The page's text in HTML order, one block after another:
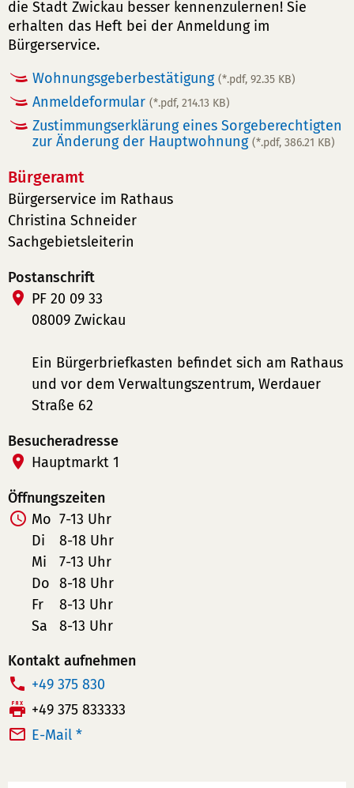
die Stadt Zwickau besser kennenzulernen! Sie
erhalten das Heft bei der Anmeldung im
Bürgerservice.
Wohnungsgeberbestätigung (*.pdf, 92.35 KB)
Anmeldeformular (*.pdf, 214.13 KB)
Zustimmungserklärung eines Sorgeberechtigten
zur Änderung der Hauptwohnung (*.pdf, 386.21 KB)
Bürgeramt
Bürgerservice im Rathaus
Christina Schneider
Sachgebietsleiterin
Postanschrift
PF 20 09 33
08009 Zwickau
Ein Bürgerbriefkasten befindet sich am Rathaus
und vor dem Verwaltungszentrum, Werdauer
Straße 62
Besucheradresse
Hauptmarkt 1
Öffnungszeiten
Mo 7-13 Uhr
Di
8-18 Uhr
Mi
7-13 Uhr
Do 8-18 Uhr
Fr
8-13 Uhr
Sa
8-13 Uhr
Kontakt aufnehmen
T
e
l
+49 375 830
F
a
+49 375 833333
E-Mail *